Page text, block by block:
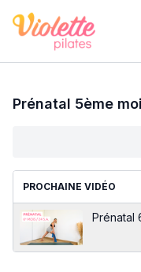
Prénatal 5ème
PROCHAINE VIDÉO
Prénatal